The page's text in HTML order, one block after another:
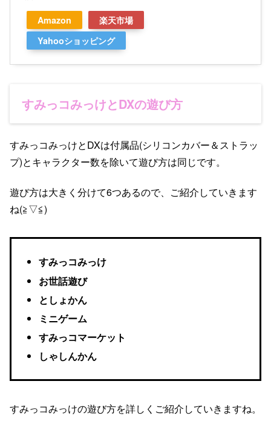
Amazon
楽天市場
Yahooショッピング
すみっコみっけとDXの遊び方
すみっコみっけとDXは付属品(シリコンカバー＆ストラッ
プ)とキャラクター数を除いて遊び方は同じです。
遊び方は大きく分けて6つあるので、ご紹介していきます
ね(≧▽≦)
すみっコみっけ
お世話遊び
としょかん
ミニゲーム
すみっコマーケット
しゃしんかん
すみっコみっけの遊び方を詳しくご紹介していきますね。